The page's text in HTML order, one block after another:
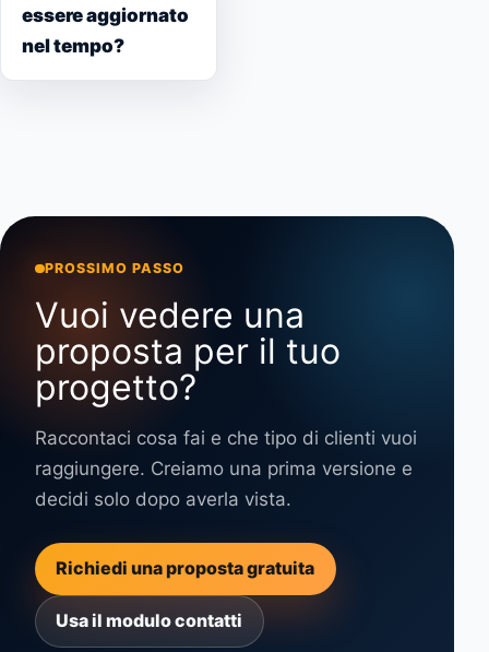
essere aggiornato
nel tempo?
PROSSIMO PASSO
Vuoi vedere una
proposta per il tuo
progetto?
Raccontaci cosa fai e che tipo di clienti vuoi
raggiungere. Creiamo una prima versione e
decidi solo dopo averla vista.
Richiedi una proposta gratuita
Usa il modulo contatti